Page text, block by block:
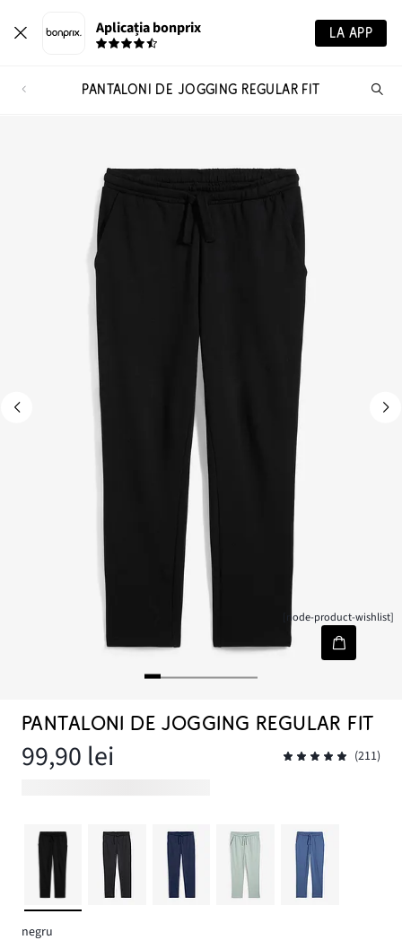
Aplicația bonprix LA APP
PANTALONI DE JOGGING REGULAR FIT
[node-product-wishlist]
PANTALONI DE JOGGING REGULAR FIT
99,90 lei (211)
negru